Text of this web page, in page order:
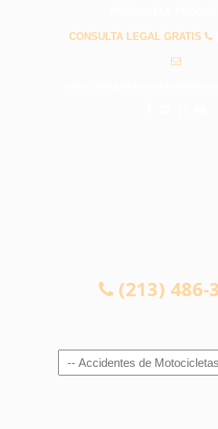
CONSULTA LEGAL GRATIS
(213) 486-
Navigation